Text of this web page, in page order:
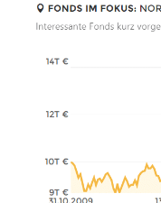
Alpha
MA:
Komplexität